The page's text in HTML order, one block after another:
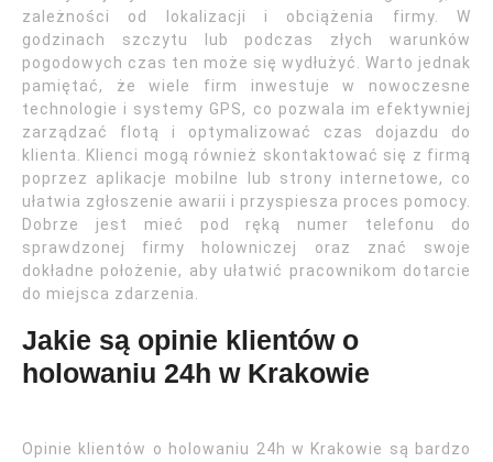
zależności od lokalizacji i obciążenia firmy. W
godzinach szczytu lub podczas złych warunków
pogodowych czas ten może się wydłużyć. Warto jednak
pamiętać, że wiele firm inwestuje w nowoczesne
technologie i systemy GPS, co pozwala im efektywniej
zarządzać flotą i optymalizować czas dojazdu do
klienta. Klienci mogą również skontaktować się z firmą
poprzez aplikacje mobilne lub strony internetowe, co
ułatwia zgłoszenie awarii i przyspiesza proces pomocy.
Dobrze jest mieć pod ręką numer telefonu do
sprawdzonej firmy holowniczej oraz znać swoje
dokładne położenie, aby ułatwić pracownikom dotarcie
do miejsca zdarzenia.
Jakie są opinie klientów o
holowaniu 24h w Krakowie
Opinie klientów o holowaniu 24h w Krakowie są bardzo